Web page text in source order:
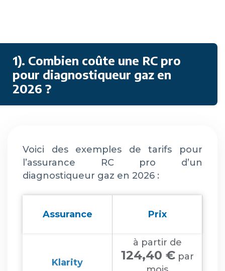
1). Combien coûte une RC pro
pour diagnostiqueur gaz en
2026 ?
Voici des exemples de tarifs pour
l’assurance RC pro d’un
diagnostiqueur gaz en 2026 :
Assurance Prix
Klarity
à partir de
124,40 €par